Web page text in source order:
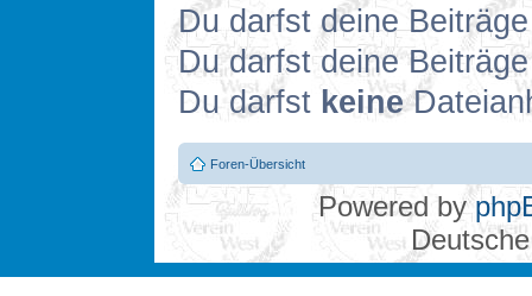
Du darfst deine
Du darfst deine
Du darfst keine
Foren-Übersicht
Powered by